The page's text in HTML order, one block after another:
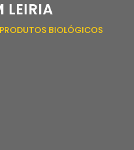
LEIRIA
BIOLÓGICOS